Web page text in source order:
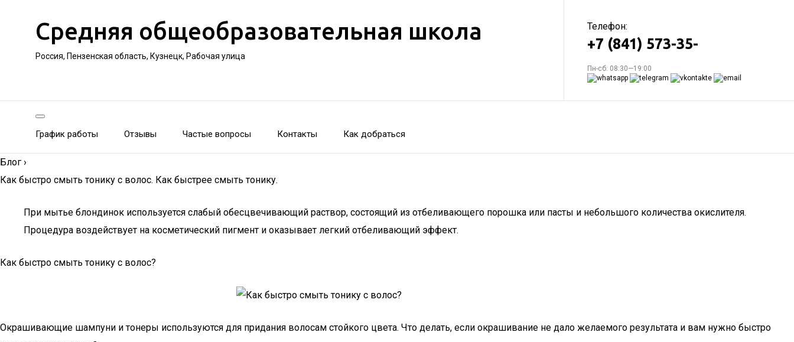
Средняя общеобразовательная школа
Россия, Пензенская область, Кузнецк, Рабочая улица
Телефон:
+7 (841) 573-35-
Пн-сб: 08:30—19:00
График работы Отзывы Частые вопросы Контакты Как добраться
Блог ›
Как быстро смыть тонику с волос. Как быстрее смыть тонику.
При мытье блондинок используется слабый обесцвечивающий раствор, состоящий из отбеливающего порошка или пасты и небольшого количества окислителя.
Процедура воздействует на косметический пигмент и оказывает легкий отбеливающий эффект.
Как быстро смыть тонику с волос?
Окрашивающие шампуни и тонеры используются для придания волосам стойкого цвета. Что делать, если окрашивание не дало желаемого результата и вам нужно быстро